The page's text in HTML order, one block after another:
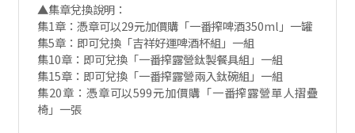
▲集章兌換說明：
集1章：憑章可以29元加價購「一番搾啤酒350ml」一罐
集5章：即可兌換「吉祥好運啤酒杯組」一組
集10章：即可兌換「一番搾露營鈦製餐具組」一組
集15章：即可兌換「一番搾露營兩入鈦碗組」一組
集20章：憑章可以599元加價購「一番搾露營單人摺疊
椅」一張